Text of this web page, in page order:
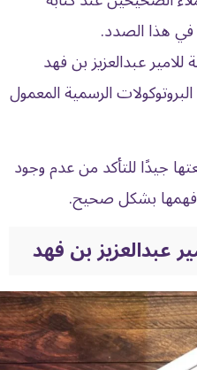
في هذا الصدد.
عبدالعزيز بن فهد
الرسمية المعمول
جيدًا للتأكد من عدم وجود
فهمها بشكل صحيح.
عبدالعزيز بن فهد